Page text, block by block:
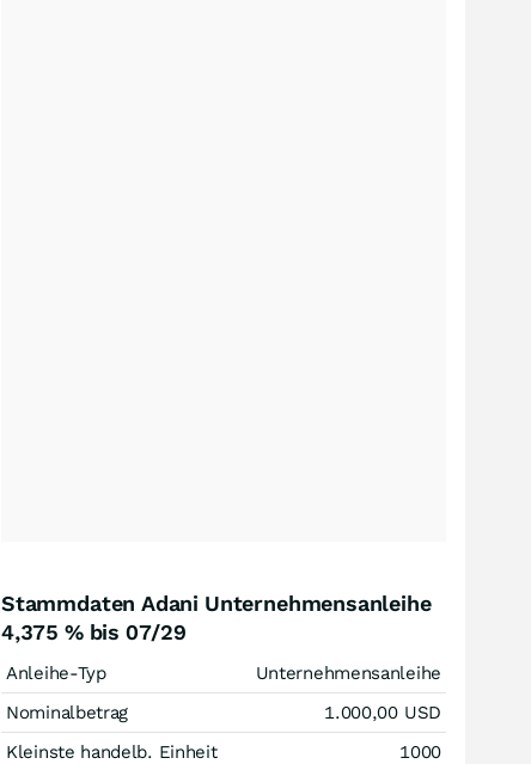
Stammdaten Adani Unternehmensanleihe
4,375 % bis 07/29
Anleihe-Typ
Unternehmensanleihe
Nominalbetrag
1.000,00 USD
Kleinste handelb. Einheit
1000